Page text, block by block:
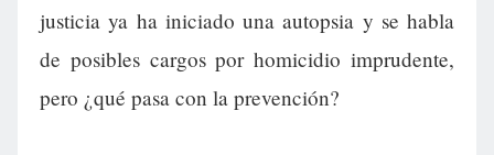
justicia ya ha iniciado una autopsia y se habla
de posibles cargos por homicidio imprudente,
pero ¿qué pasa con la prevención?